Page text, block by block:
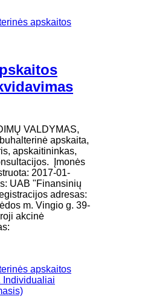
apskaitos
VALDYMAS,
apskaita,
apskaitininkas,
Įmonės
2017-01-
UAB "Finansinių
adresas:
m. Vingio g. 39-
akcinė
apskaitos
Individualiai